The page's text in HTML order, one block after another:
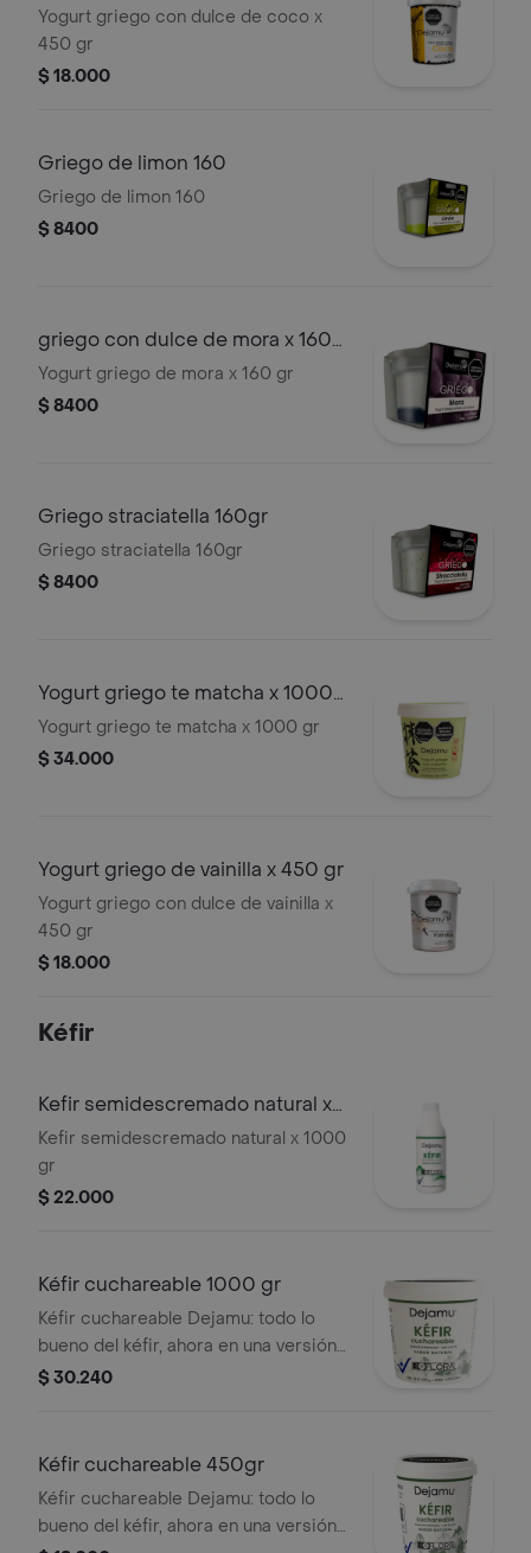
x 450 gr
Yogurt griego con dulce de coco x
450 gr
$ 18.000
Griego de limon 160
Griego de limon 160
$ 8400
griego con dulce de mora x 160
gr
Yogurt griego de mora x 160 gr
$ 8400
Griego straciatella 160gr
Griego straciatella 160gr
$ 8400
Yogurt griego te matcha x 1000
gr
Yogurt griego te matcha x 1000 gr
$ 34.000
Yogurt griego de vainilla x 450 gr
Yogurt griego con dulce de vainilla x
450 gr
$ 18.000
Kéfir
Kefir semidescremado natural x
1000 gr
Kefir semidescremado natural x 1000
gr
$ 22.000
Kéfir cuchareable 1000 gr
Kéfir cuchareable Dejamu: todo lo
bueno del kéfir, ahora en una versión
perfecta para combinarlo con frutas,
$ 30.240
Kéfir cuchareable 450gr
Kéfir cuchareable Dejamu: todo lo
bueno del kéfir, ahora en una versión